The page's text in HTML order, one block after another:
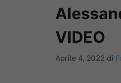
VIDEO
Aprile 4, 2022 di